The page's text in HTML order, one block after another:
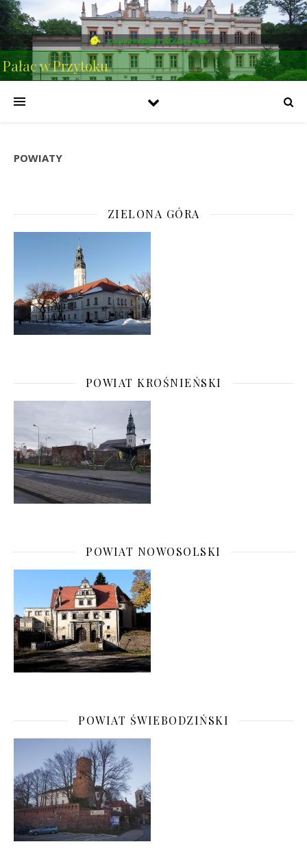
Pałac w Przytoku
POWIATY
ZIELONA GÓRA
POWIAT KROŚNIEŃSKI
POWIAT NOWOSOLSKI
POWIAT ŚWIEBODZIŃSKI